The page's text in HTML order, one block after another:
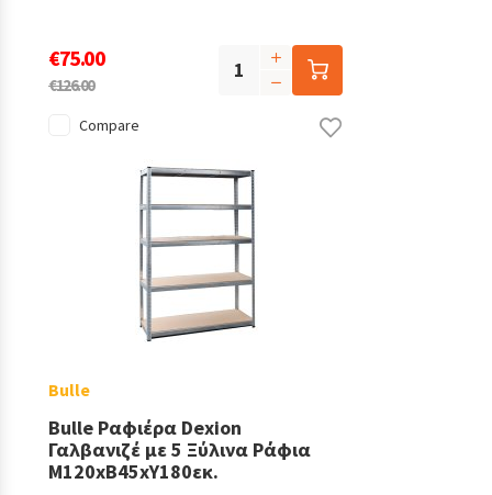
€75.00
€126.00
Compare
Bulle
Bulle Ραφιέρα Dexion
Γαλβανιζέ με 5 Ξύλινα Ράφια
Μ120xΒ45xΥ180εκ.